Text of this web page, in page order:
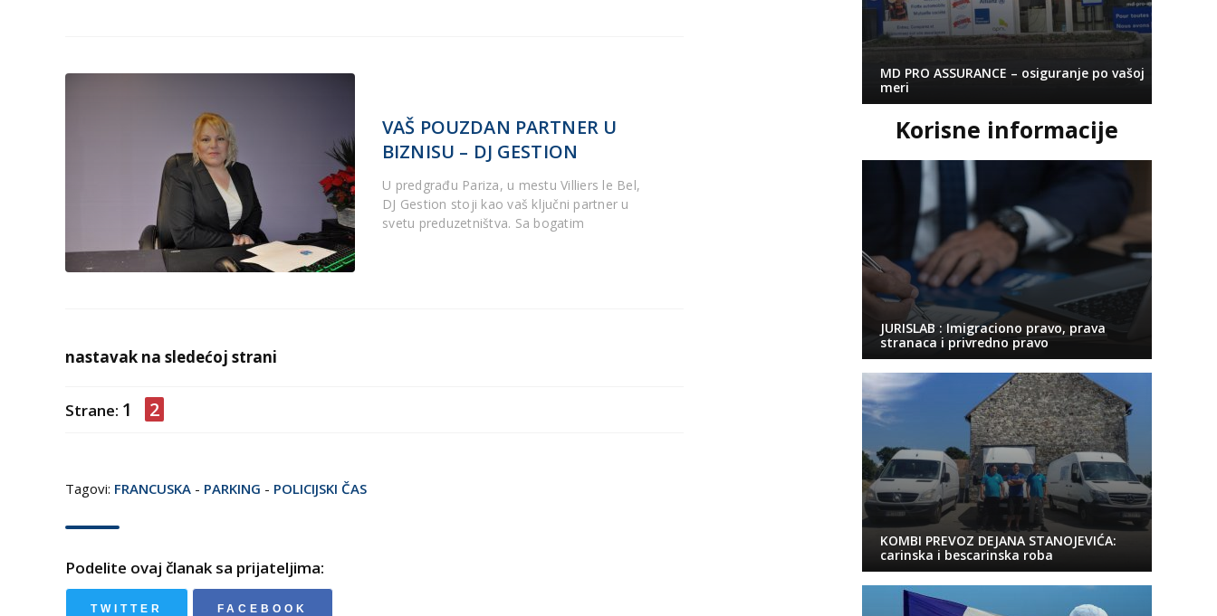
VAŠ POUZDAN PARTNER U
BIZNISU – DJ GESTION
U predgrađu Pariza, u mestu Villiers le Bel,
DJ Gestion stoji kao vaš ključni partner u
svetu preduzetništva. Sa bogatim
nastavak na sledećoj strani
Strane: 1 2
Tagovi: FRANCUSKA - PARKING - POLICIJSKI ČAS
Podelite ovaj članak sa prijateljima:
TWITTER FACEBOOK
MD PRO ASSURANCE – osiguranje po vašoj
meri
Korisne informacije
JURISLAB : Imigraciono pravo, prava
stranaca i privredno pravo
KOMBI PREVOZ DEJANA STANOJEVIĆA:
carinska i bescarinska roba